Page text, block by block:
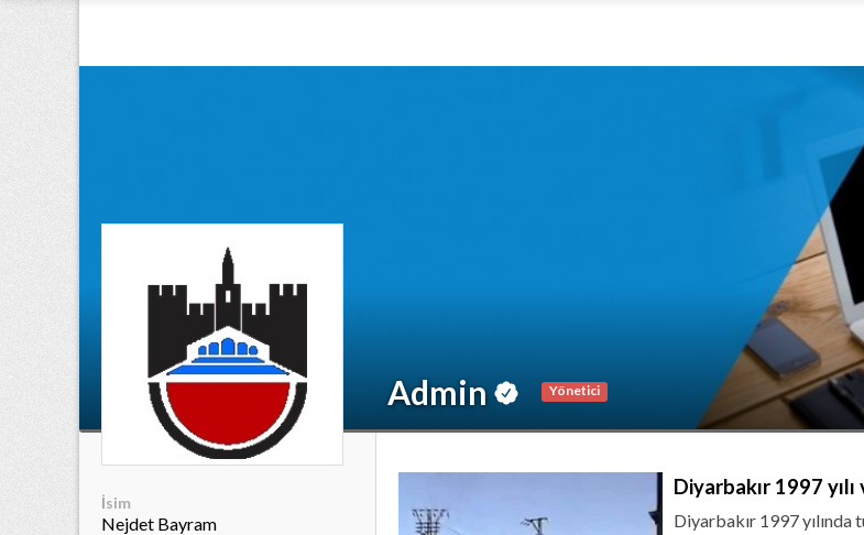
Admin Yönetici
İsim
Nejdet Bayram
Diyarbakır 1997
Diyarbakır 1997